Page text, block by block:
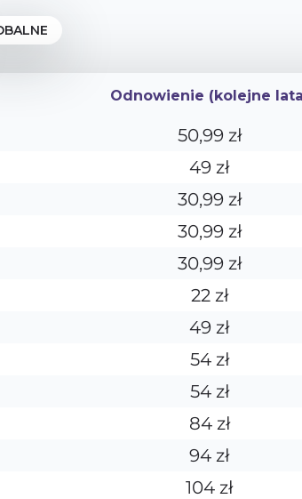
Odnowienie (kolejne
Odnowienie (kolejne lata)
50,99 zł
49 zł
30,99 zł
30,99 zł
30,99 zł
22 zł
49 zł
54 zł
54 zł
84 zł
94 zł
104 zł